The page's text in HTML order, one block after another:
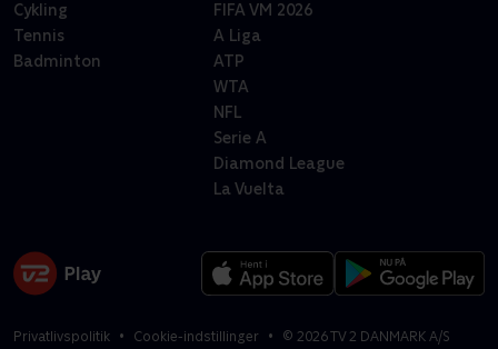
Cykling
Tennis
Badminton
FIFA VM 2026
A Liga
ATP
WTA
NFL
Serie A
Diamond League
La Vuelta
Privatlivspolitik Cookie-indstillinger © 2026TV 2 DANMARK A/S